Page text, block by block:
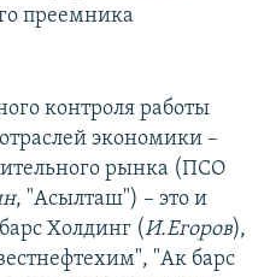
преемника
контроля работы
экономики –
рынка (ПСО
, "Асылташ") – это и
Холдинг (И.Егоров),
"Ак барс